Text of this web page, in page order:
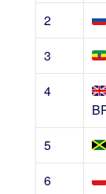
2
3
4
5
6